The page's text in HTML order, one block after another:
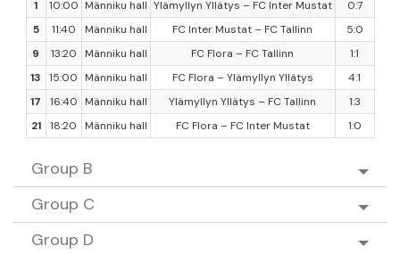
1
10:00 Männiku hall Ylämyllyn Yllätys – FC Inter Mustat
0:7
5
11:40 Männiku hall FC Inter Mustat – FC Tallinn
5:0
9
13:20 Männiku hall FC Flora – FC Tallinn
1:1
13
15:00 Männiku hall FC Flora – Ylämyllyn Yllätys
4:1
17
16:40 Männiku hall Ylämyllyn Yllätys – FC Tallinn
1:3
21
18:20 Männiku hall FC Flora – FC Inter Mustat 1:0
Group B
Group C
Group D